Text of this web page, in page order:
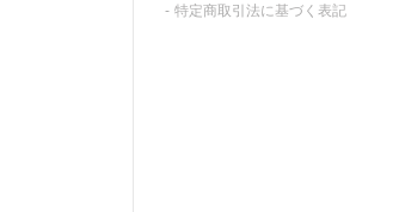
特定商取引法に基づく表記